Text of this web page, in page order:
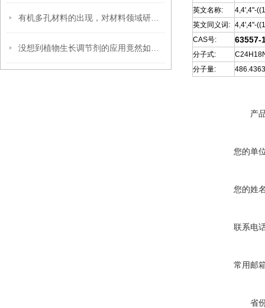
英文名称:
4,4',4''-
英文同义词: 4,4',4''-
CAS号:
63557-
分子式:
分子量:
产
您的单
您的姓
联系电
常用邮
省